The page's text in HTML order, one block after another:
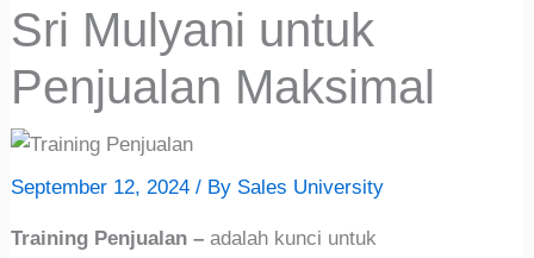
Sri Mulyani untuk
Penjualan Maksimal
September 12, 2024/ By Sales University
Training Penjualan – adalah kunci untuk